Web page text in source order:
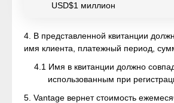
USD$1 миллион
4. В представленной квитанции
имя клиента, платежный период,
4.1 Имя в квитанции должно
использованным при
5. Vantage вернет стоимость